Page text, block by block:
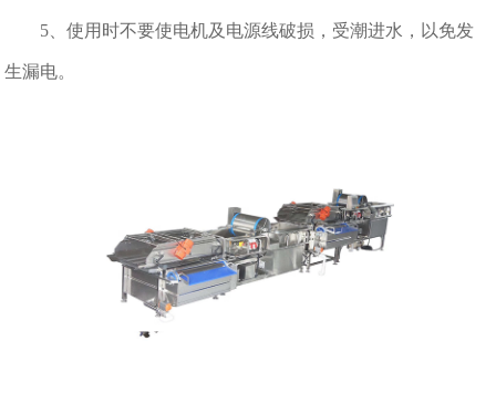
5、使用时不要使电机及电源线破损，受潮进水，以免发
生漏电。